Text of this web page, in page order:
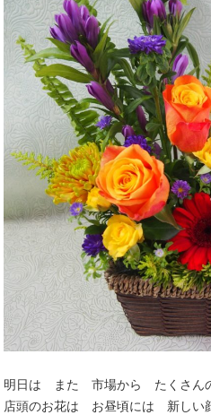
明日は また 市場から たくさんの
店頭のお花は お昼頃には 新しい